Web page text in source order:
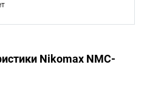
Nikomax NMC-